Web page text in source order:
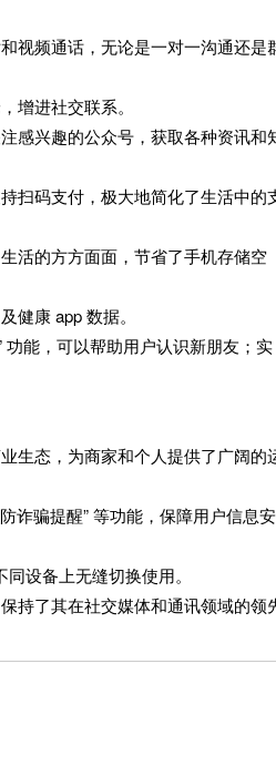
视频通话，无论是一对一沟通还是
增进社交联系。
感兴趣的公众号，获取各种资讯和
扫码支付，极大地简化了生活中的
活的方方面面，节省了手机存储空
健康 app 数据。
功能，可以帮助用户认识新朋友；实
生态，为商家和个人提供了广阔的
诈骗提醒” 等功能，保障用户信息安
设备上无缝切换使用。
持了其在社交媒体和通讯领域的领